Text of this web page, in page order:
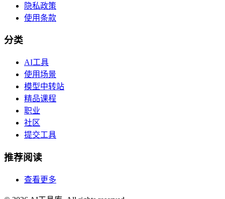
隐私政策
使用条款
分类
AI工具
使用场景
模型中转站
精品课程
职业
社区
提交工具
推荐阅读
查看更多